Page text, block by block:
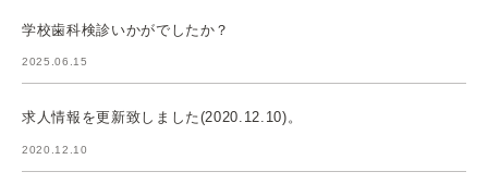
学校歯科検診いかがでしたか？
2025.06.15
求人情報を更新致しました(2020.12.10)。
2020.12.10